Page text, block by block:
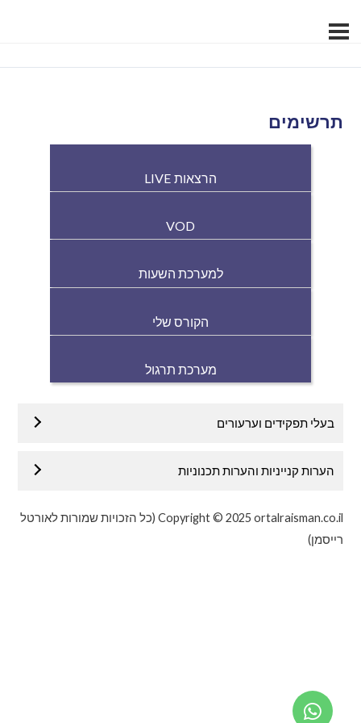
תרשימים
הרצאות LIVE
VOD
למערכת השעות
הקורס שלי
מערכת תרגול
בעלי תפקידים וערעורים
הערות קנייניות והערות תכנוניות
Copyright © 2025 ortalraisman.co.il (כל הזכויות שמורות לאורטל
רייסמן)